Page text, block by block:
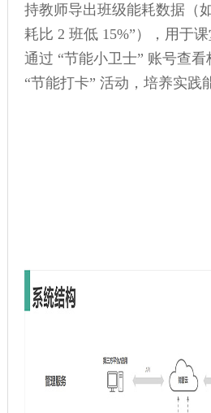
持教师导出班级能耗数据（
耗比 2 班低 15%”），用于
通过 “节能小卫士” 账号查
“节能打卡” 活动，培养实践